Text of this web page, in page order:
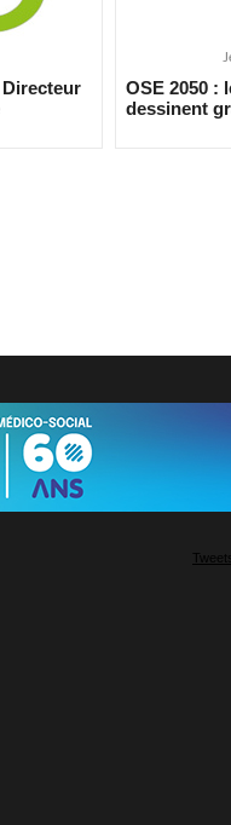
OSE 2050 :
dessinent